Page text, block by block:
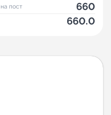
пост 660
660.0